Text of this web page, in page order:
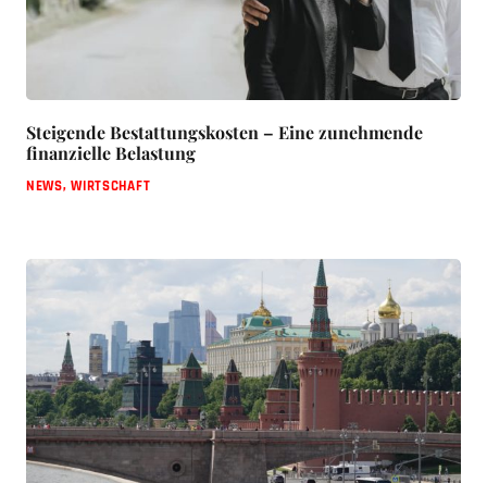
Steigende Bestattungskosten – Eine zunehmende
finanzielle Belastung
NEWS,WIRTSCHAFT